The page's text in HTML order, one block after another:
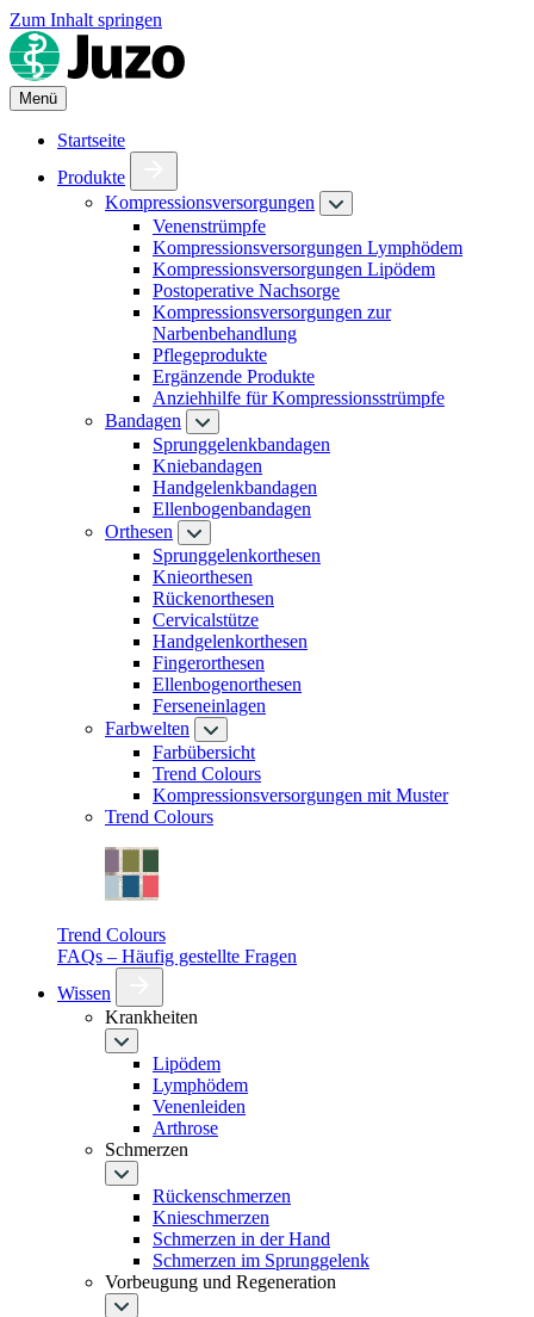
Zum Inhalt springen
Menü
Startseite
Produkte
Kompressionsversorgungen
Venenstrümpfe
Kompressionsversorgungen Lymphödem
Kompressionsversorgungen Lipödem
Postoperative Nachsorge
Kompressionsversorgungen zur
Narbenbehandlung
Pflegeprodukte
Ergänzende Produkte
Anziehhilfe für Kompressionsstrümpfe
Bandagen
Sprunggelenkbandagen
Kniebandagen
Handgelenkbandagen
Ellenbogenbandagen
Orthesen
Sprunggelenkorthesen
Knieorthesen
Rückenorthesen
Cervicalstütze
Handgelenkorthesen
Fingerorthesen
Ellenbogenorthesen
Ferseneinlagen
Farbwelten
Farbübersicht
Trend Colours
Kompressionsversorgungen mit Muster
Trend Colours
Trend Colours
FAQs – Häufig gestellte Fragen
Wissen
Krankheiten
Lipödem
Lymphödem
Venenleiden
Arthrose
Schmerzen
Rückenschmerzen
Knieschmerzen
Schmerzen in der Hand
Schmerzen im Sprunggelenk
Vorbeugung und Regeneration